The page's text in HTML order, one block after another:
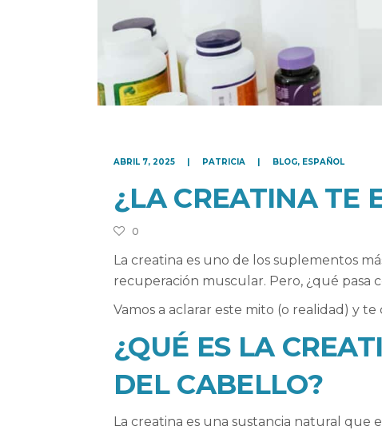
ABRIL 7, 2025 PATRICIA BLOG, ESPAÑOL
¿LA CREATINA TE
0
La creatina es uno de los suplementos
recuperación muscular. Pero, ¿qué pasa
Vamos a aclarar este mito (o realidad) y
¿QUÉ ES LA
DEL CABELLO?
La creatina es una sustancia natural